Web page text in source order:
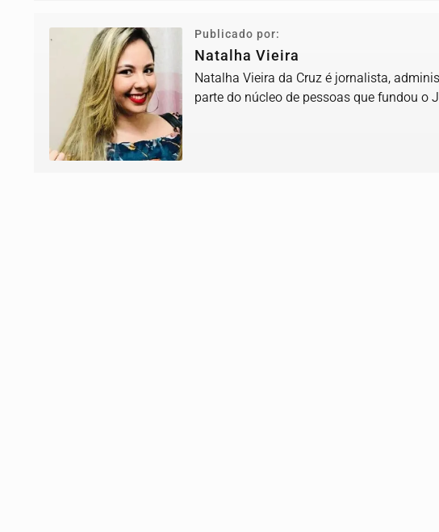
Publicado por:
Natalha Vieira
Natalha Vieira da Cruz é jornalista,
parte do núcleo de pessoas que fundou o